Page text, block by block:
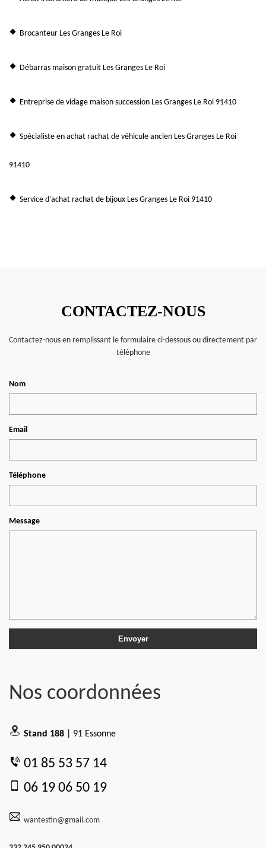
Brocanteur Les Granges Le Roi
Débarras maison gratuit Les Granges Le Roi
Entreprise de vidage maison succession Les Granges Le Roi 91410
Spécialiste en achat rachat de véhicule ancien Les Granges Le Roi
91410
Service d'achat rachat de bijoux Les Granges Le Roi 91410
CONTACTEZ-NOUS
Contactez-nous en remplissant le formulaire ci-dessous ou directement par
téléphone
Nom
Email
Téléphone
Message
Nos coordonnées
Stand 188 | 91 Essonne
01 85 53 57 14
06 19 06 50 19
wantestin@gmail.com